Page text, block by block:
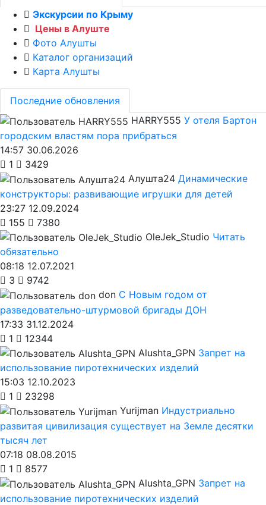
Экскурсии по Крыму
Цены в Алуште
Фото Алушты
Каталог организаций
Карта Алушты
Последние обновления
HARRY555 У отеля Бартон
городским властям пора прибраться
14:57 30.06.2026
1
3429
Алушта24 Динамические
конструкторы: развивающие игрушки для детей
23:27 12.09.2024
155
7380
OleJek_Studio Читать
обязательно
08:18 12.07.2021
3
9742
don С Новым годом от
разведовательно-штурмовой бригады ДОН
17:33 31.12.2024
1
12344
Alushta_GPN Запрет на
использование пиротехнических изделий
15:03 12.10.2023
1
23298
Yurijman Индустриально
развитая цивилизация существует на Земле десятки
тысяч лет
07:18 08.08.2015
1
8577
Alushta_GPN Запрет на
использование пиротехнических изделий